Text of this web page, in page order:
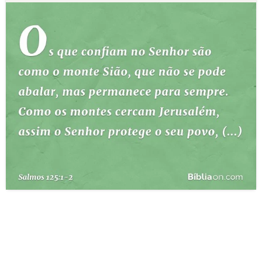
TEMAS
PERGUNTE À BÍBLIA IA
TERMO BÍBLICO JOGOS
QUEM SOMOS